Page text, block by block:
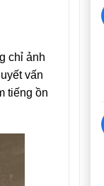
chỉ ảnh
vấn
tiếng ồn